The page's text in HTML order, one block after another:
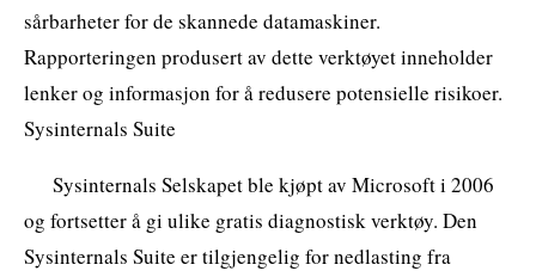
sårbarheter for de skannede datamaskiner.
Rapporteringen produsert av dette verktøyet inneholder
lenker og informasjon for å redusere potensielle risikoer.
Sysinternals Suite
Sysinternals Selskapet ble kjøpt av Microsoft i 2006
og fortsetter å gi ulike gratis diagnostisk verktøy. Den
Sysinternals Suite er tilgjengelig for nedlasting fra